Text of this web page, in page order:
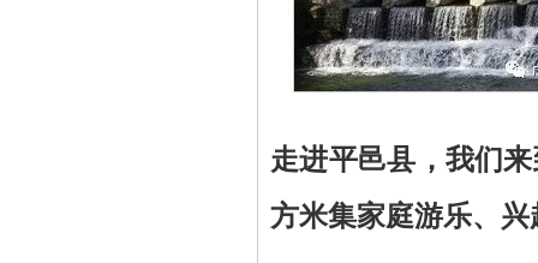
走进平邑县，我们
方米集家庭游乐、